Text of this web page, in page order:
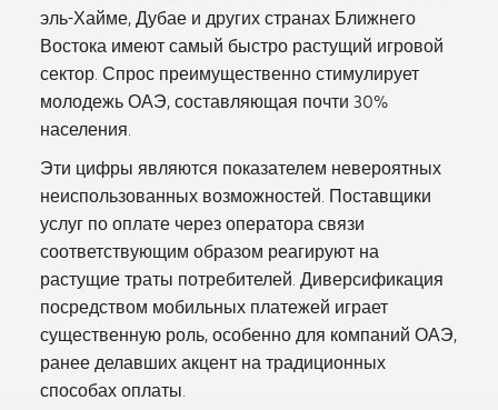
эль-Хайме, Дубае и других странах Ближнего
Востока имеют самый быстро растущий игровой
сектор. Спрос преимущественно стимулирует
молодежь ОАЭ, составляющая почти 30%
населения.
Эти цифры являются показателем невероятных
неиспользованных возможностей. Поставщики
услуг по оплате через оператора связи
соответствующим образом реагируют на
растущие траты потребителей. Диверсификация
посредством мобильных платежей играет
существенную роль, особенно для компаний ОАЭ,
ранее делавших акцент на традиционных
способах оплаты.